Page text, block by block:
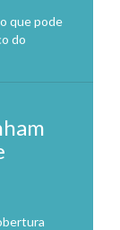
que pode
do